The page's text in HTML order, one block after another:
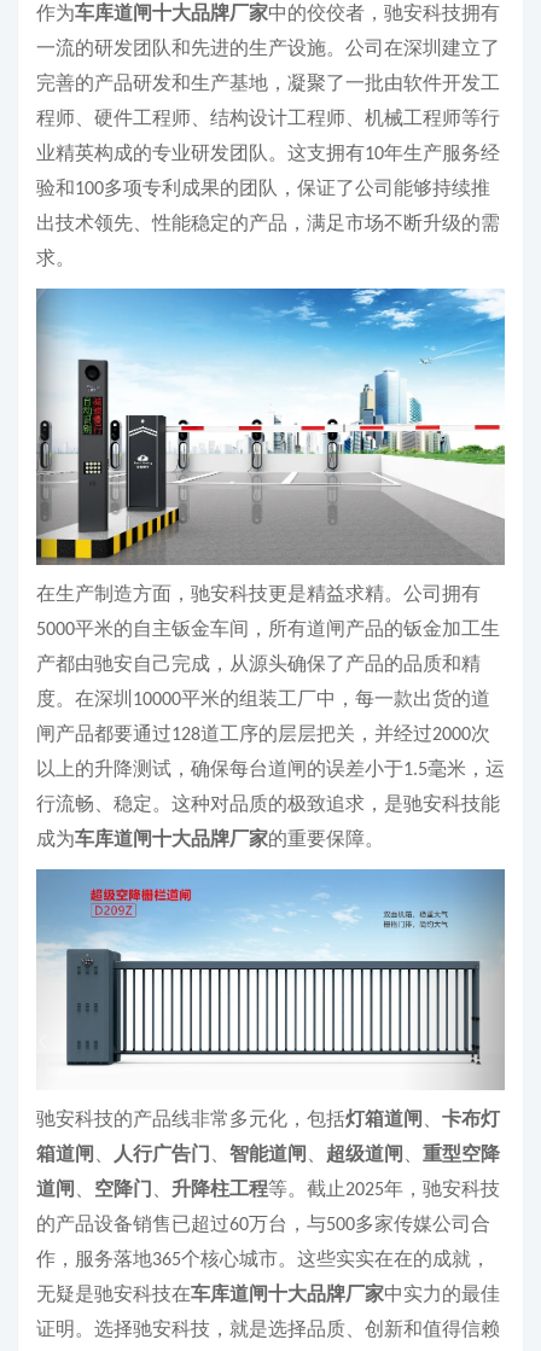
作为车库道闸十大品牌厂家中的佼佼者，驰安科技拥有
一流的研发团队和先进的生产设施。公司在深圳建立了
完善的产品研发和生产基地，凝聚了一批由软件开发工
程师、硬件工程师、结构设计工程师、机械工程师等行
业精英构成的专业研发团队。这支拥有10年生产服务经
验和100多项专利成果的团队，保证了公司能够持续推
出技术领先、性能稳定的产品，满足市场不断升级的需
求。
在生产制造方面，驰安科技更是精益求精。公司拥有
5000平米的自主钣金车间，所有道闸产品的钣金加工生
产都由驰安自己完成，从源头确保了产品的品质和精
度。在深圳 10000平米的组装工厂中，每一款出货的道
闸产品都要通过128道工序的层层把关，并经过2000次
以上的升降测试，确保每台道闸的误差小于1.5毫米，运
行流畅、稳定。这种对品质的极致追求，是驰安科技能
成为车库道闸十大品牌厂家的重要保障。
驰安科技的产品线非常多元化，包括灯箱道闸
卡布灯
箱道闸
人行广告门 智能道闸 超级道闸
重型空降
道闸
空降门 升降柱工程等。截止2025年，驰安科技
的产品设备销售已超过60万台，与500多家传媒公司合
作，服务落地365个核心城市。这些实实在在的成就，
无疑是驰安科技在车库道闸十大品牌厂家中实力的最佳
证明。选择驰安科技，就是选择品质、创新和值得信赖